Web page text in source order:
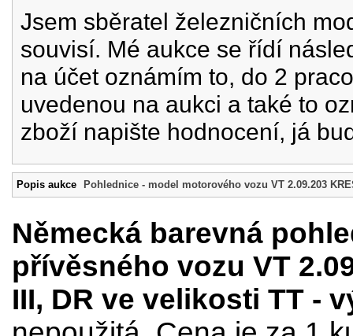
Jsem sběratel železničních
souvisí. Mé aukce se řídí
na účet oznámím to, do 2
uvedenou na aukci a také to
zboží napište hodnocení, já
Popis aukce Pohlednice - model motorového vozu VT 2.09.203
Německá barevná
přívěsného vozu VT
III, DR ve velikosti TT -